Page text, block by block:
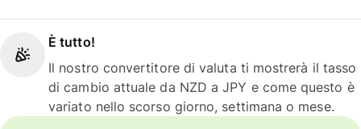
È tutto!
Il nostro convertitore di valuta ti mostrerà il tasso
di cambio attuale da NZD a JPY e come questo è
variato nello scorso giorno, settimana o mese.